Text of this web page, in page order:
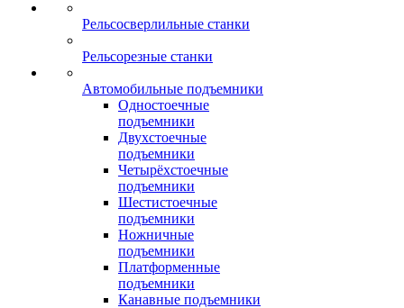
Рельсосверлильные станки
Рельсорезные станки
Автомобильные подъемники
Одностоечные
подъемники
Двухстоечные
подъемники
Четырёхстоечные
подъемники
Шестистоечные
подъемники
Ножничные
подъемники
Платформенные
подъемники
Канавные подъемники